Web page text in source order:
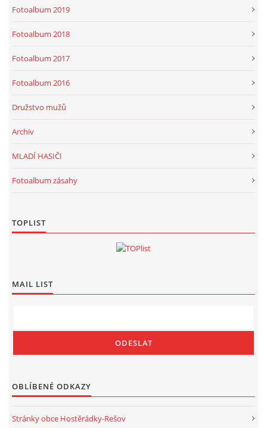
Fotoalbum 2019
Fotoalbum 2018
Fotoalbum 2017
Fotoalbum 2016
Družstvo mužů
Archiv
MLADÍ HASIČI
Fotoalbum zásahy
TOPLIST
MAIL LIST
OBLÍBENÉ ODKAZY
Stránky obce Hostěrádky-Rešov